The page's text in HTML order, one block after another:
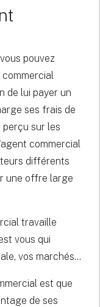
pouvez
de lui payer un
ses frais de
perçu sur les
commercial
différents
une offre large
travaille
vous qui
vos marchés...
est que
de ses